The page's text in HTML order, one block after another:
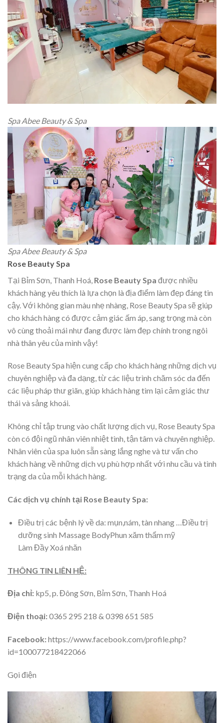
Spa Abee Beauty & Spa
Spa Abee Beauty & Spa
Rose Beauty Spa
Tại Bỉm Sơn, Thanh Hoá, Rose Beauty Spa được nhiều
khách hàng yêu thích là lựa chọn là địa điểm làm đẹp đáng tin
cậy. Với không gian màu nhẹ nhàng, Rose Beauty Spa sẽ giúp
cho khách hàng có được cảm giác ấm áp, sang trọng mà còn
vô cùng thoải mái như đang được làm đẹp chính trong ngôi
nhà thân yêu của mình vậy!
Rose Beauty Spa hiện cung cấp cho khách hàng những dịch vụ
chuyên nghiệp và đa dạng, từ các liệu trình chăm sóc da đến
các liệu pháp thư giãn, giúp khách hàng tìm lại cảm giác thư
thái và sảng khoái.
Không chỉ tập trung vào chất lượng dịch vụ, Rose Beauty Spa
còn có đội ngũ nhân viên nhiệt tình, tận tâm và chuyên nghiệp.
Nhân viên của spa luôn sẵn sàng lắng nghe và tư vấn cho
khách hàng về những dịch vụ phù hợp nhất với nhu cầu và tình
trạng da của mỗi khách hàng.
Các dịch vụ chính tại Rose Beauty Spa:
Điều trị các bệnh lý về da: mụn,nám, tàn nhang …Điều trị
dưỡng sinh Massage BodyPhun xăm thẩm mỹ
Làm Đầy Xoá nhăn
THÔNG TIN LIÊN HỆ:
Địa chỉ: kp5, p. Đông Sơn, Bỉm Sơn, Thanh Hoá
Điện thoại:0365 295 218 & 0398 651 585
Facebook:https://www.facebook.com/profile.php?
id=100077218422066
Gọi điện